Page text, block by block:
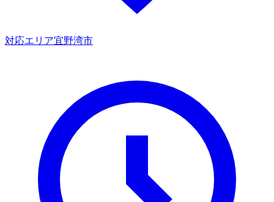
対応エリア宜野湾市